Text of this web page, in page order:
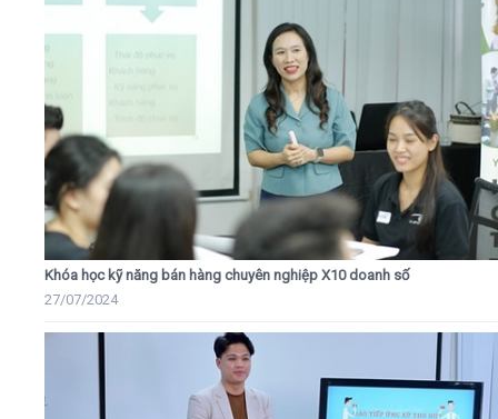
Khóa học kỹ năng bán hàng chuyên nghiệp X10 doanh số
27/07/2024